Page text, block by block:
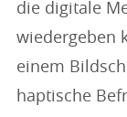
die digitale
wiedergeben
einem
haptische